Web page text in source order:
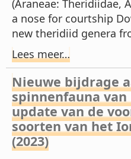
(Araneae: Theridiidae,
a nose for courtship
new theridiid genera
Lees meer…
Nieuwe bijdrage
spinnenfauna van
update van de
soorten van het
(2023)